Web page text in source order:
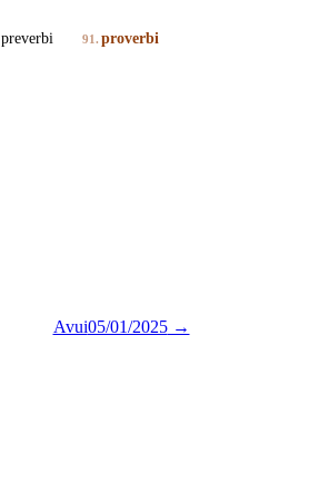
preverbi 91. proverbi
Avui05/01/2025→